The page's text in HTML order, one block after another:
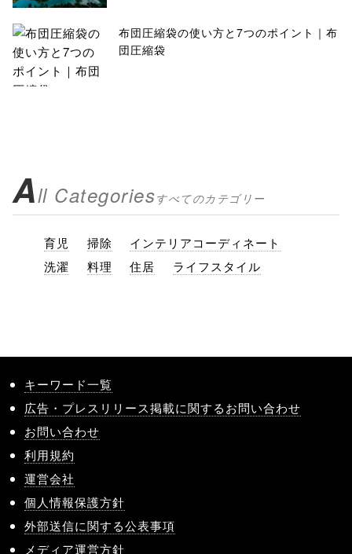
布団圧縮袋の使い方と7つのポイント｜布
団圧縮袋
All Categoriesすべてのカテゴリー
育児 掃除
インテリアコーディネート
洗濯
料理 住居 ライフスタイル
キーワード一覧
広告・プレスリリース掲載に関するお問い合わせ
お問い合わせ
利用規約
運営会社
個人情報保護方針
外部送信に関する公表事項
メディア運営方針